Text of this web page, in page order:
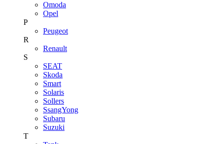
Omoda
Opel
P
Peugeot
R
Renault
S
SEAT
Skoda
Smart
Solaris
Sollers
SsangYong
Subaru
Suzuki
T